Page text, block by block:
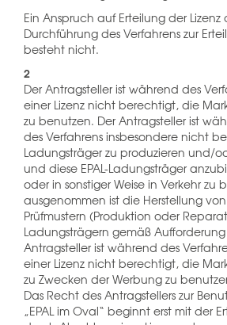
Ein Anspruch auf Erteilung der
Durchführung des Verfahrens zur
besteht nicht.
2
Der Antragsteller ist während des
einer Lizenz nicht berechtigt, die
zu benutzen. Der Antragsteller ist
des Verfahrens insbesondere nicht
Ladungsträger zu produzieren und/
und diese EPAL-Ladungsträger
oder in sonstiger Weise in Verkehr zu
ausgenommen ist die Herstellung
Prüfmustern (Produktion oder
Ladungsträgern gemäß Aufforderung
Antragsteller ist während des
einer Lizenz nicht berechtigt, die
zu Zwecken der Werbung zu
Das Recht des Antragstellers zur
„EPAL im Oval“ beginnt erst mit der